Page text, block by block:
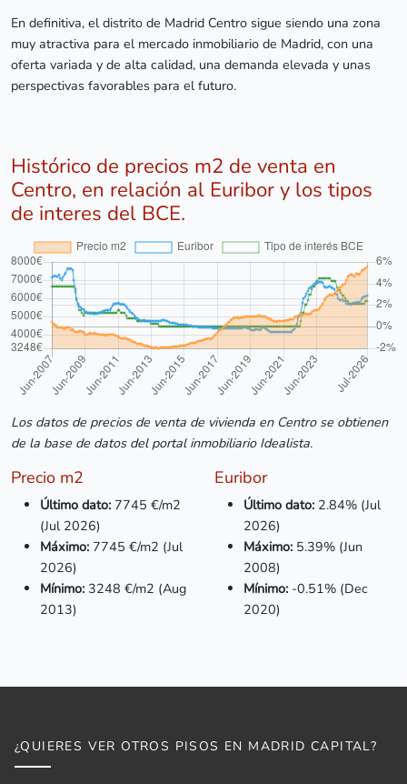
En definitiva, el distrito de Madrid Centro sigue siendo una zona
muy atractiva para el mercado inmobiliario de Madrid, con una
oferta variada y de alta calidad, una demanda elevada y unas
perspectivas favorables para el futuro.
Histórico de precios m2 de venta en
Centro, en relación al Euribor y los tipos
de interes del BCE.
Los datos de precios de venta de vivienda en Centro se obtienen
de la base de datos del portal inmobiliario Idealista.
Precio m2
Último dato: 7745 €/m2
(Jul 2026)
Máximo: 7745 €/m2 (Jul
2026)
Mínimo: 3248 €/m2 (Aug
2013)
Euribor
Último dato: 2.84% (Jul
2026)
Máximo: 5.39% (Jun
2008)
Mínimo: -0.51% (Dec
2020)
¿QUIERES VER OTROS PISOS EN MADRID CAPITAL?